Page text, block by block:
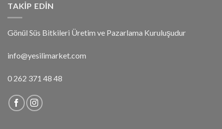
TAKIP EDIN
Gönül Süs Bitkileri Üretim ve Pazarlama Kuruluşudur
info@yesilimarket.com
0 262 371 48 48